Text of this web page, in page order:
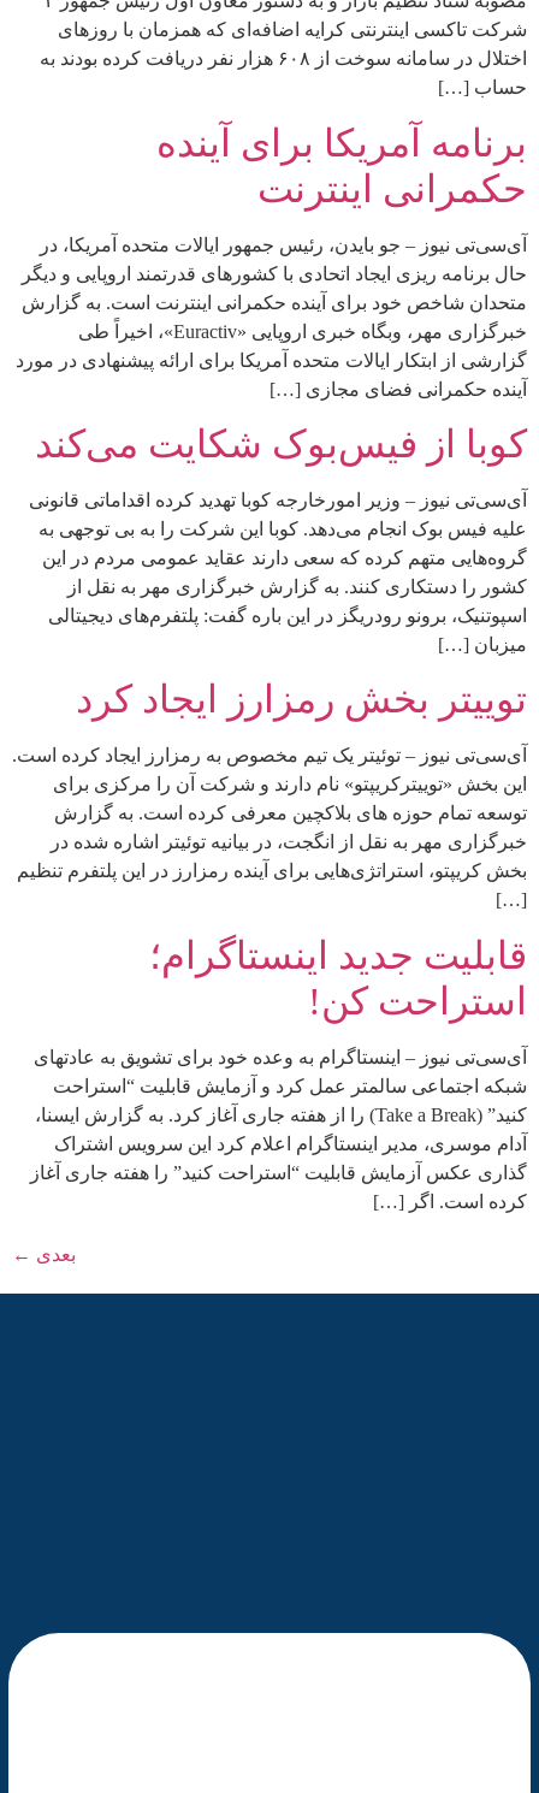
شرکت تاکسی اینترنتی کرایه اضافه‌ای که همزمان با روزهای
اختلال در سامانه سوخت از ۶۰۸ هزار نفر دریافت کرده بودند به
حساب […]
برنامه آمریکا برای آینده
حکمرانی اینترنت
آی‌سی‌تی نیوز – جو بایدن، رئیس جمهور ایالات متحده آمریکا، در
حال برنامه ریزی ایجاد اتحادی با کشورهای قدرتمند اروپایی و دیگر
متحدان شاخص خود برای آینده حکمرانی اینترنت است. به گزارش
خبرگزاری مهر، وبگاه خبری اروپایی «Euractiv»، اخیراً طی
گزارشی از ابتکار ایالات متحده آمریکا برای ارائه پیشنهادی در مورد
آینده حکمرانی فضای مجازی […]
کوبا از فیس‌بوک شکایت می‌کند
آی‌سی‌تی نیوز – وزیر امورخارجه کوبا تهدید کرده اقداماتی قانونی
علیه فیس بوک انجام می‌دهد. کوبا این شرکت را به بی توجهی به
گروه‌هایی متهم کرده که سعی دارند عقاید عمومی مردم در این
کشور را دستکاری کنند. به گزارش خبرگزاری مهر به نقل از
اسپوتنیک، برونو رودریگز در این باره گفت: پلتفرم‌های دیجیتالی
میزبان […]
توییتر بخش رمزارز ایجاد کرد
آی‌سی‌تی نیوز – توئیتر یک تیم مخصوص به رمزارز ایجاد کرده است.
این بخش «توییترکریپتو» نام دارند و شرکت آن را مرکزی برای
توسعه تمام حوزه های بلاکچین معرفی کرده است. به گزارش
خبرگزاری مهر به نقل از انگجت، در بیانیه توئیتر اشاره شده در
بخش کریپتو، استراتژی‌هایی برای آینده رمزارز در این پلتفرم تنظیم
[…]
قابلیت جدید اینستاگرام؛
استراحت کن!
آی‌سی‌تی نیوز – اینستاگرام به وعده خود برای تشویق به عادتهای
شبکه اجتماعی سالمتر عمل کرد و آزمایش قابلیت “استراحت
کنید” (Take a Break) را از هفته جاری آغاز کرد. به گزارش ایسنا،
آدام موسری، مدیر اینستاگرام اعلام کرد این سرویس اشتراک
گذاری عکس آزمایش قابلیت “استراحت کنید” را هفته جاری آغاز
کرده است. اگر […]
بعدی ←